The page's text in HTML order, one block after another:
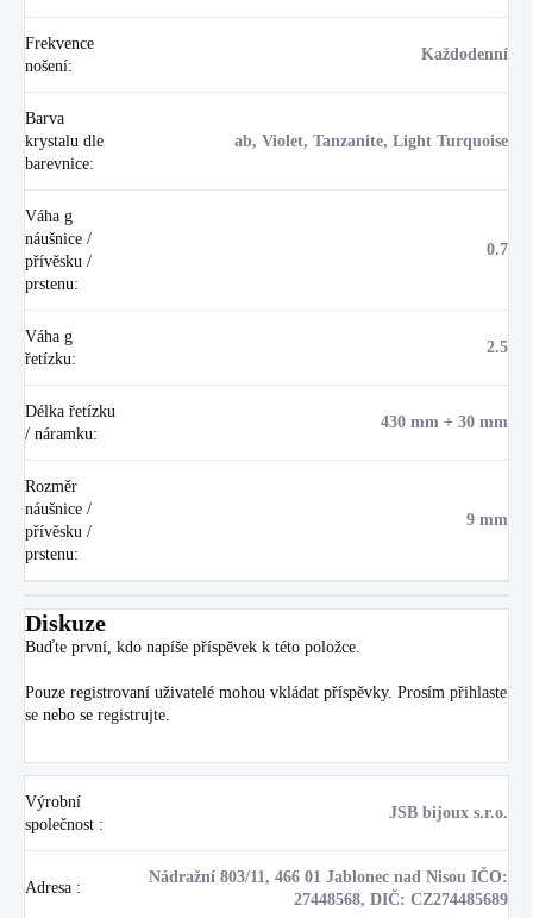
Frekvence
nošení:
Každodenní
Barva
krystalu dle
barevnice:
ab, Violet, Tanzanite, Light Turquoise
Váha g
náušnice /
přívěsku /
prstenu:
0.7
Váha g
řetízku:
2.5
Délka řetízku
/ náramku:
430 mm + 30 mm
Rozměr
náušnice /
přívěsku /
prstenu:
9 mm
Diskuze
Buďte první, kdo napíše příspěvek k této položce.
Pouze registrovaní uživatelé mohou vkládat příspěvky. Prosím přihlaste
se nebo se registrujte
Výrobní
společnost :
JSB bijoux s.r.o.
Adresa :
Nádražní 803/11, 466 01 Jablonec nad Nisou IČO:
27448568, DIČ: CZ274485689